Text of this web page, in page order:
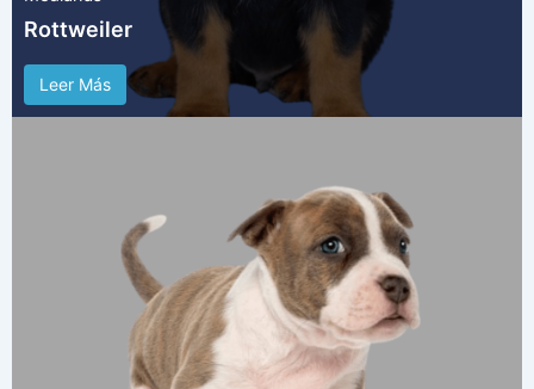
Rottweiler
Leer Más